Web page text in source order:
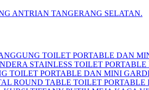
ANTRIAN TANGERANG SELATAN.
TOILET PORTABLE DAN
STAINLESS TOILET
TOILET PORTABLE DAN MINI
ROUND TABLE TOILET PORTABLE